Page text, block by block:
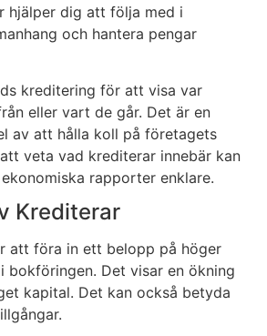
hjälper dig att följa med i
och hantera pengar
kreditering för att visa var
eller vart de går. Det är en
av att hålla koll på företagets
veta vad krediterar innebär kan
rapporter enklare.
Krediterar
att föra in ett belopp på höger
bokföringen. Det visar en ökning
kapital. Det kan också betyda